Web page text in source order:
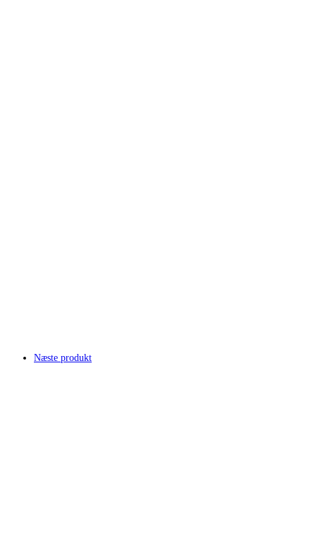
Næste produkt